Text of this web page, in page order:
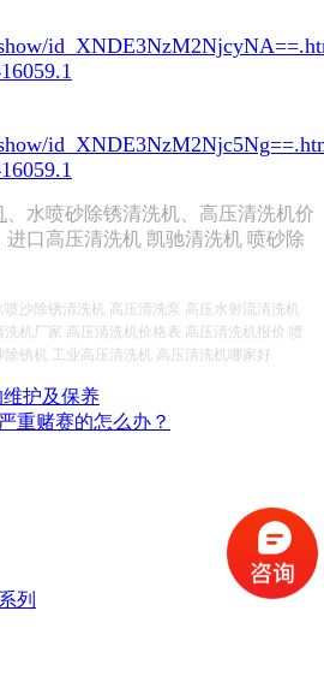
、水喷砂除锈清洗机、高压清洗机价
口高压清洗机 凯驰清洗机 喷砂除
沙除锈清洗机 高压清洗泵 高压水射流清洗机
机厂家 高压清洗机价格表 高压清洗机报价 喷
锈机 工业高压清洗机 高压清洗机哪家好
护及保养
重赌赛的怎么办？
列